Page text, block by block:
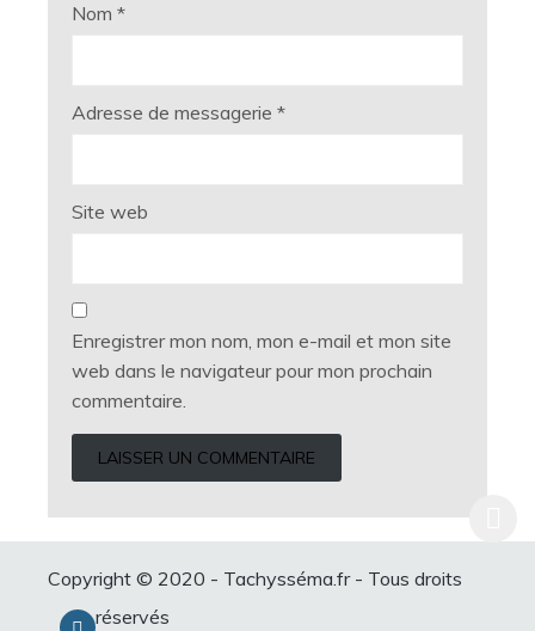
Nom *
Adresse de messagerie *
Site web
Enregistrer mon nom, mon e-mail et mon site
web dans le navigateur pour mon prochain
commentaire.
Copyright © 2020 - Tachysséma.fr - Tous droits
réservés